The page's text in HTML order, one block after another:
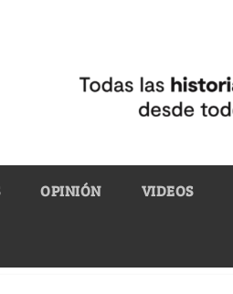
OPINIÓN VIDEOS